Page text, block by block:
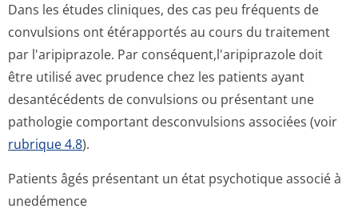
Dans les études cliniques, des cas peu fréquents de
convulsions ont étérapportés au cours du traitement
par l'aripiprazole. Par conséquent,l'a­ripiprazole doit
être utilisé avec prudence chez les patients ayant
desantécédents de convulsions ou présentant une
pathologie comportant desconvulsions associées (voir
rubrique 4.8).
Patients âgés présentant un état psychotique associé à
unedémence